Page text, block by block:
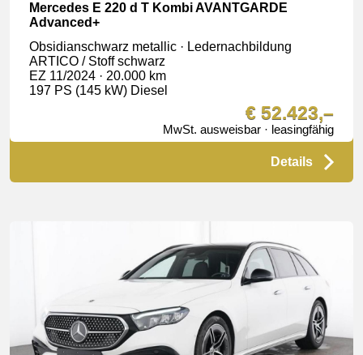
Mercedes E 220 d T Kombi AVANTGARDE
Advanced+
Obsidianschwarz metallic · Ledernachbildung
ARTICO / Stoff schwarz
EZ 11/2024 · 20.000 km
197 PS (145 kW) Diesel
€ 52.423,–
MwSt. ausweisbar · leasingfähig
Details